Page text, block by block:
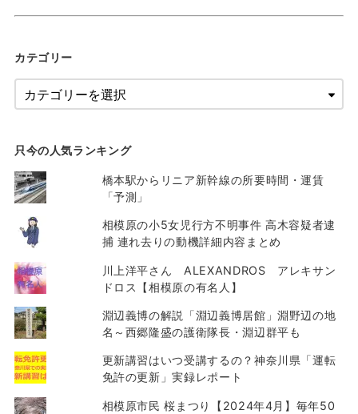
カテゴリー
只今の人気ランキング
橋本駅からリニア新幹線の所要時間・運賃
「予測」
相模原の小5女児行方不明事件 高木容疑者逮
捕 連れ去りの動機詳細内容まとめ
川上洋平さん ALEXANDROS アレキサン
ドロス【相模原の有名人】
淵辺義博の解説「淵辺義博居館」淵野辺の地
名～西郷隆盛の護衛隊長・淵辺群平も
更新講習はいつ受講するの？神奈川県「運転
免許の更新」実録レポート
相模原市民 桜まつり【2024年4月】毎年50